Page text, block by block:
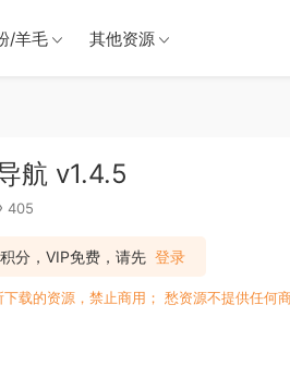
/羊毛 其他资源
航 v1.4.5
405
积分，VIP免费，请先 登录
载的资源，禁止商用； 愁资源不提供任何